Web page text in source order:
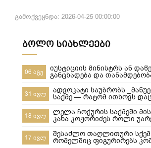
გამოქვეყნდა: 2026-04-25 00:00:00
ბოლო სიახლეები
06 აგვ იუსტიციის მინისტრს ან
განცხადება და
მიხედეთ საჯარო რეესტრის
31 ივლ ადვოკატი საუბრობს
საქმე — რატომ ითხოვს
უდანაშაულო ცნობილ 10-
განაჩენის გადახედვას
18 ივლ ლელა ჩოქურის საქმეში
კახა კოჟორიძეს როლი
ჯანიბეგაშვილი
17 ივლ შესაძლო თაღლითური
რომელშიც ფიგურირებს